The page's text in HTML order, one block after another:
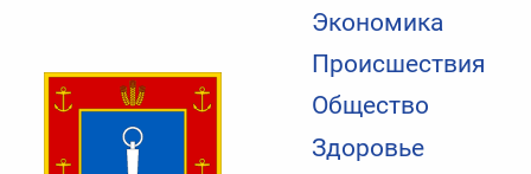
Экономика
Происшествия
Общество
Здоровье